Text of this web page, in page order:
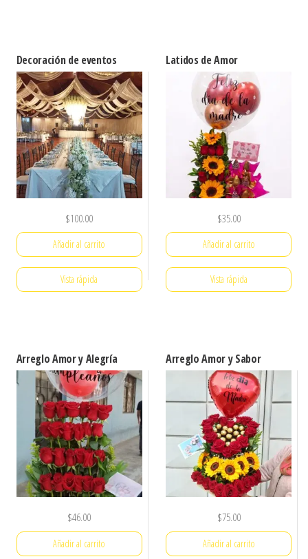
Decoración de eventos
$100.00
Añadir al carrito
Vista rápida
Latidos de Amor
$35.00
Añadir al carrito
Vista rápida
Arreglo Amor y Alegría
$46.00
Añadir al carrito
Arreglo Amor y Sabor
$75.00
Añadir al carrito